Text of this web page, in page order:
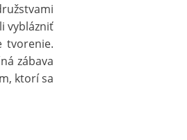
vyblázniť
tvorenie.
zábava
ktorí sa